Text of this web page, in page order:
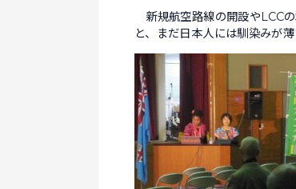
新規航空路線の開設やLCC
と、まだ日本人には馴染みが